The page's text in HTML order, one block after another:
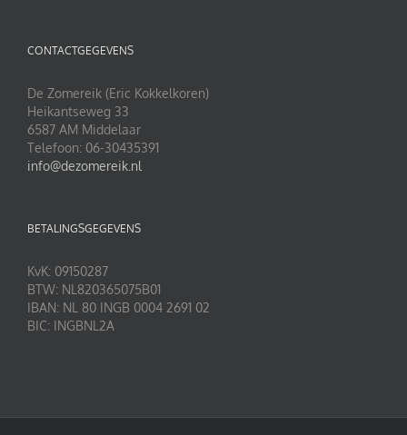
CONTACTGEGEVENS
De Zomereik (Eric Kokkelkoren)
Heikantseweg 33
6587 AM Middelaar
Telefoon: 06-30435391
info@dezomereik.nl
BETALINGSGEGEVENS
KvK: 09150287
BTW: NL820365075B01
IBAN: NL 80 INGB 0004 2691 02
BIC: INGBNL2A